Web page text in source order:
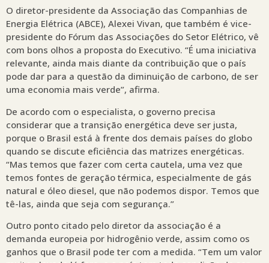
O diretor-presidente da Associação das Companhias de
Energia Elétrica (ABCE), Alexei Vivan, que também é vice-
presidente do Fórum das Associações do Setor Elétrico, vê
com bons olhos a proposta do Executivo. “É uma iniciativa
relevante, ainda mais diante da contribuição que o país
pode dar para a questão da diminuição de carbono, de ser
uma economia mais verde”, afirma.
De acordo com o especialista, o governo precisa
considerar que a transição energética deve ser justa,
porque o Brasil está à frente dos demais países do globo
quando se discute eficiência das matrizes energéticas.
“Mas temos que fazer com certa cautela, uma vez que
temos fontes de geração térmica, especialmente de gás
natural e óleo diesel, que não podemos dispor. Temos que
tê-las, ainda que seja com segurança.”
Outro ponto citado pelo diretor da associação é a
demanda europeia por hidrogênio verde, assim como os
ganhos que o Brasil pode ter com a medida. “Tem um valor